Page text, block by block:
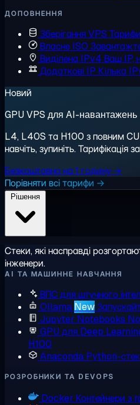
ДОПОВНЕННЯ
Зберігання VPS
Власне ISO
Виділена IPv4 Ваш IP,
Додаткові IP Кілька
Новий
GPU VPS для AI-навантажень
L4, L40S та H100 з повним
навчіть, зупиніть. Тарифікація
Безкоштовно на 1 годину →
Порівняти всі тарифи →
Стеки, які насправді
інженери.
AI ТА МАШИННЕ НАВЧАННЯ
ВПС для штучного
Ollama New
Jupyter Notebooks
GPU для Deep
H100
Anaconda Python-
РОЗРОБНИКИ ТА DEVOPS
Docker Контейнери з